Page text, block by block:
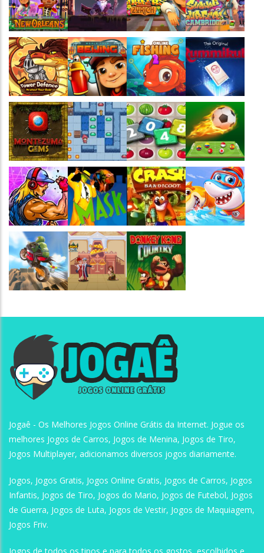
Jogaê Jogaê Jogaê Jogaê
Jogaê Jogaê Jogaê Jogaê
Jogaê Jogaê Jogaê Jogaê
Jogaê Jogaê Jogaê Jogaê
Jogaê Jogaê Jogaê
Jogaê Jogaê Jogaê
Jogaê - Os Melhores Jogos Online Grátis da Internet. Jogue os
melhores Jogos de Carros, Jogos de Menina, Jogos de Tiro,
Jogos Multiplayer, adicionamos diversos jogos diariamente.
Jogos, Jogos Gratis, Jogos Online Gratis, Jogos de Carros, Jogos
Infantis, Jogos de Tiro, Jogos do Mario, Jogos de Futebol, Jogos
de Guerra, Jogos de Luta, Jogos de Vestir, Jogos de Maquiagem,
Jogos Friv.